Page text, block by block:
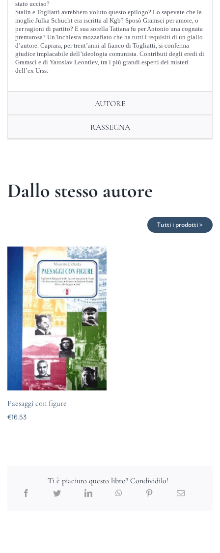
stato ucciso?
Stalin e Togliatti avrebbero voluto questo epilogo? Lo sapevate che la
moglie Julka Schucht era iscritta al Kgb? Sposò Gramsci per amore, o
per ragioni di partito? E sua sorella Tatiana fu per Antonio una cognata
premurosa? Un’inchiesta mozzafiato che ha tutti i requisiti di un giallo
d’autore. Caprara, per trent’anni al fianco di Togliatti, si conferma
giudice implacabile dell’ideologia comunista. Contributi degli eredi di
Gramsci e di Yaroslav Leontiev, tra i più grandi esperti dei misteri
dell’ex Urss.
AUTORE
RASSEGNA
Dallo stesso autore
Tutti i prodotti >
Paesaggi con figure
€16.53
Ti è piaciuto questo libro? Condividilo!